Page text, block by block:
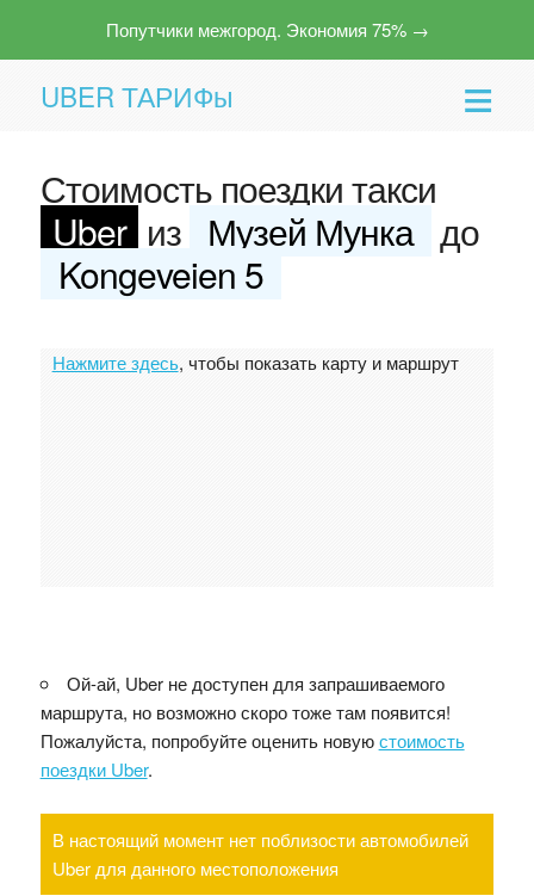
Попутчики межгород. Экономия 75% →
UBER ТАРИФы
Стоимость поездки такси
Uber из Музей Мунка до
Kongeveien 5
Нажмите здесь, чтобы показать карту и маршрут
Ой-ай, Uber не доступен для запрашиваемого
маршрута, но возможно скоро тоже там появится!
Пожалуйста, попробуйте оценить новуюстоимость
поездки Uber.
В настоящий момент нет поблизости автомобилей
Uber для данного местоположения